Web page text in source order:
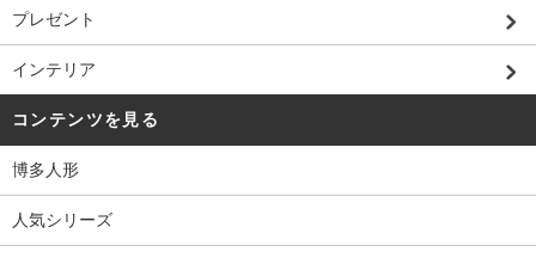
プレゼント
インテリア
コンテンツを見る
博多人形
人気シリーズ